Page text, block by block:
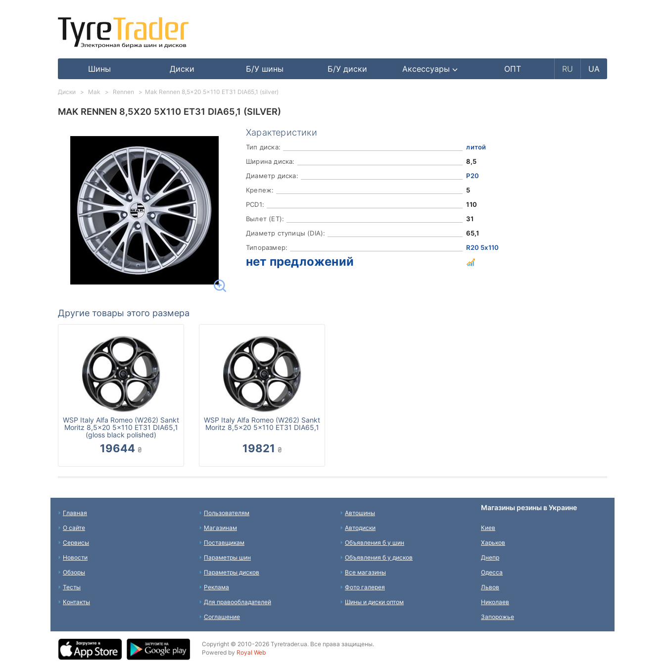
Шины Диски Б/У шины Б/У диски Аксессуары ОПТ RU UA
MAK RENNEN 8,5X20 5X110 ET31 DIA65,1 (SILVER)
Характеристики
Тип диска:
литой
Ширина диска:
8,5
Диаметр диска:
Р20
Крепеж:
5
PCD1:
110
Вылет (ET):
31
Диаметр ступицы (DIA):
65,1
Типоразмер:
R20 5x110
нет предложений
Другие товары этого размера
WSP Italy Alfa Romeo (W262) Sankt
Moritz 8,5x20 5x110 ET31 DIA65,1
(gloss black polished)
19644 ₴
WSP Italy Alfa Romeo (W262) Sankt
Moritz 8,5x20 5x110 ET31 DIA65,1
19821 ₴
Диски Mak Rennen Mak Rennen 8,5x20 5x110 ET31 DIA65,1 (silver)
Главная
О сайте
Сервисы
Новости
Обзоры
Тесты
Контакты
Пользователям
Магазинам
Поставщикам
Параметры шин
Параметры дисков
Реклама
Для правообладателей
Соглашение
Автошины
Автодиски
Объявления б у шин
Объявления б у дисков
Все магазины
Фото галерея
Шины и диски оптом
Магазины резины в Украине
Киев
Харьков
Днепр
Одесса
Львов
Николаев
Запорожье
Copyright © 2010-2026 Tyretrader.ua. Все права защищены.
Powered by Royal Web